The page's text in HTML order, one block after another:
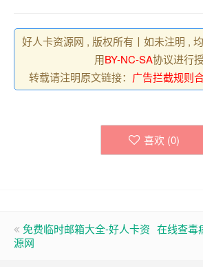
好人卡资源网 , 版权所有丨如未注明 ,
用BY-NC-SA协议进行
转载请注明原文链接： 广告拦截规则
喜欢 (0)
免费临时邮箱大全-好人卡资
源网
在线查毒